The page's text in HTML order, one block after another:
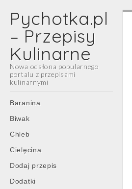
Pychotka.pl
– Przepisy
Kulinarne
Nowa odsłona popularnego
portalu z przepisami
kulinarnymi
Main
menu
Skip
content
Baranina
Biwak
Chleb
Cielęcina
Dodaj przepis
Dodatki